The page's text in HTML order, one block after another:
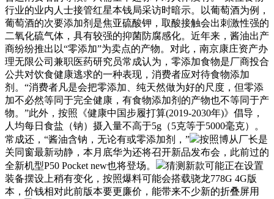
行业的业内人士接管红星本钱局采访时暗示。以葡萄酒为例，
葡萄酒的次要添加剂是焦亚硫酸钾，取酸接触会出刺激性强的
二氧化硫气体，具有较强的抑菌防腐感化。近年来，酱油出产
商纷纷推出以“零添加”为卖点的产物。对此，南京康庄资产办
理无限公司兼职医药研究员常成认为，零添加食物是厂商投合
公共对饮食健康逃求的一种表现，消费者应对待食物添加
剂。“消费者凡是会把零添加、纯天然做为好的尺度，但零添
加不必然等同于完全健康，有食物添加剂的产物也不等同于产
物。”此外，按照《健康中国步履打算(2019-2030年)》倡导，
人均每日食盐（钠）摄入量不高于5g（5克等于5000毫克）。
常成还，“酱油含钠，无论有或零添加剂，”
按照博从厂长是
关同窗最新动静，本月底华为还将召开新品发布会，此前过的
全新机型P50 Pocket new也将登场。
猜测新款可能正在设置
装备摆设上稍有变化，按照爆料可能会搭载骁龙778G 4G版
本，价钱相对此前版本要更廉价，能带来不少新的折叠屏用